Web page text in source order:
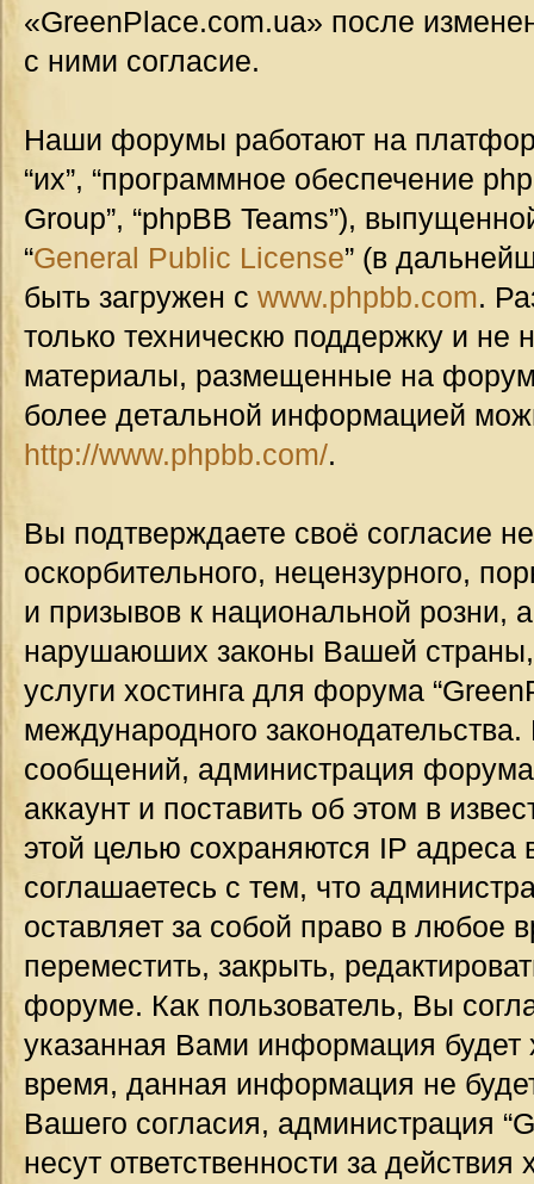
«GreenPlace.com.ua» после
с ними согласие.
Наши форумы работают на
“их”, “программное обеспечение
Group”, “phpBB Teams”),
“General Public License” (в
быть загружен с www.phpbb.com.
только техническю поддержку и не
материалы, размещенные на
более детальной информацией
http://www.phpbb.com/.
Вы подтверждаете своё согласие
оскорбительного, нецензурного,
и призывов к национальной розни,
нарушаюших законы Вашей страны,
услуги хостинга для форума
международного
сообщений, администрация
аккаунт и поставить об этом в
этой целью сохраняются IP
соглашаетесь с тем, что
оставляет за собой право в любое
переместить, закрыть,
форуме. Как пользователь, Вы
указанная Вами информация будет
время, данная информация не
Вашего согласия, администрация
несут ответственности за